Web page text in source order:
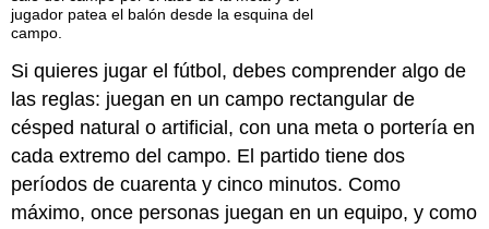
jugador patea el balón desde la esquina del
campo.
Si quieres jugar el fútbol, debes comprender algo de
las reglas: juegan en un campo rectangular de
césped natural o artificial, con una meta o portería en
cada extremo del campo. El partido tiene dos
períodos de cuarenta y cinco minutos. Como
máximo, once personas juegan en un equipo, y como